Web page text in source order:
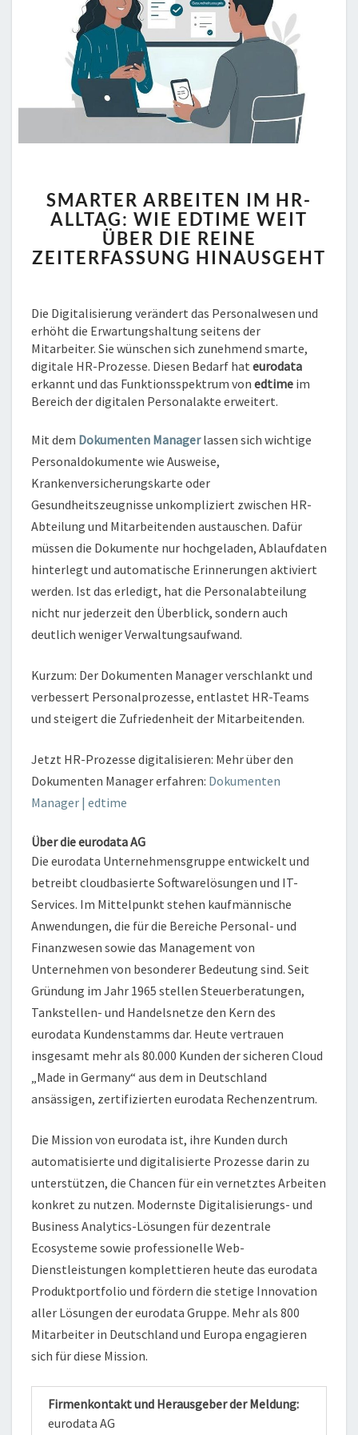
ARBEITEN
IM
HR-
ALLTAG:
WEIT
ÜBER
DIE
REINE
ZEITERFASSUNG
HINAUSGEHT
SMARTER ARBEITEN IM HR-
ALLTAG: WIE EDTIME WEIT
ÜBER DIE REINE
ZEITERFASSUNG HINAUSGEHT
Die Digitalisierung verändert das Personalwesen und
erhöht die Erwartungshaltung seitens der
Mitarbeiter. Sie wünschen sich zunehmend smarte,
digitale HR-Prozesse. Diesen Bedarf hat eurodata
erkannt und das Funktionsspektrum von edtime im
Bereich der digitalen Personalakte erweitert.
Mit dem Dokumenten Managerlassen sich wichtige
Personaldokumente wie Ausweise,
Krankenversicherungskarte oder
Gesundheitszeugnisse unkompliziert zwischen HR-
Abteilung und Mitarbeitenden austauschen. Dafür
müssen die Dokumente nur hochgeladen, Ablaufdaten
hinterlegt und automatische Erinnerungen aktiviert
werden. Ist das erledigt, hat die Personalabteilung
nicht nur jederzeit den Überblick, sondern auch
deutlich weniger Verwaltungsaufwand.
Kurzum: Der Dokumenten Manager verschlankt und
verbessert Personalprozesse, entlastet HR-Teams
und steigert die Zufriedenheit der Mitarbeitenden.
Jetzt HR-Prozesse digitalisieren: Mehr über den
Dokumenten Manager erfahren: Dokumenten
Manager | edtime
Über die eurodata AG
Die eurodata Unternehmensgruppe entwickelt und
betreibt cloudbasierte Softwarelösungen und IT-
Services. Im Mittelpunkt stehen kaufmännische
Anwendungen, die für die Bereiche Personal- und
Finanzwesen sowie das Management von
Unternehmen von besonderer Bedeutung sind. Seit
Gründung im Jahr 1965 stellen Steuerberatungen,
Tankstellen- und Handelsnetze den Kern des
eurodata Kundenstamms dar. Heute vertrauen
insgesamt mehr als 80.000 Kunden der sicheren Cloud
„Made in Germany“ aus dem in Deutschland
ansässigen, zertifizierten eurodata Rechenzentrum.
Die Mission von eurodata ist, ihre Kunden durch
automatisierte und digitalisierte Prozesse darin zu
unterstützen, die Chancen für ein vernetztes Arbeiten
konkret zu nutzen. Modernste Digitalisierungs- und
Business Analytics-Lösungen für dezentrale
Ecosysteme sowie professionelle Web-
Dienstleistungen komplettieren heute das eurodata
Produktportfolio und fördern die stetige Innovation
aller Lösungen der eurodata Gruppe. Mehr als 800
Mitarbeiter in Deutschland und Europa engagieren
sich für diese Mission.
Firmenkontakt und Herausgeber der Meldung:
eurodata AG